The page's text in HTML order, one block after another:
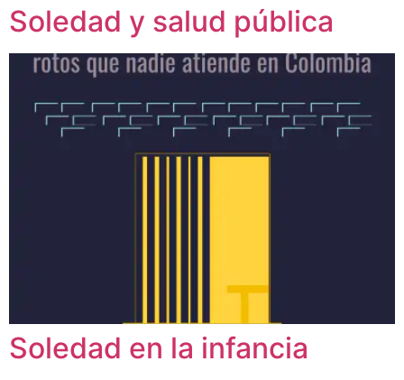
Soledad y salud pública
Soledad en la infancia